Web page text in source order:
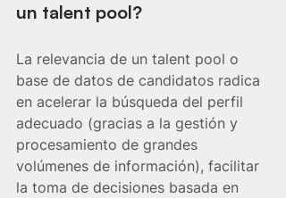
un talent pool?
La relevancia de un talent pool o
base de datos de candidatos radica
en acelerar la búsqueda del perfil
adecuado (gracias a la gestión y
procesamiento de grandes
volúmenes de información), facilitar
la toma de decisiones basada en